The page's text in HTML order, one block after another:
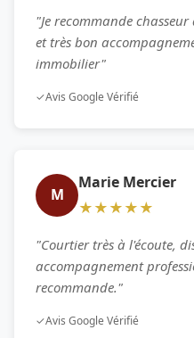
"Je recommande
et très bon
immobilier"
✓Avis Google Vérifié
M
Marie Mercier
★★★★★
"Courtier très à l'écoute,
accompagnement
recommande."
✓Avis Google Vérifié